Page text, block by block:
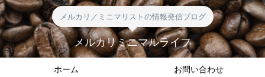
メルカリ／ミニマリストの情報発信ブログ
メルカリミニマルライフ
ホーム お問い合わせ